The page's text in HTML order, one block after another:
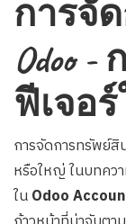
การจั
Odoo
ฟีเจอ
การจัดการทรัพย์สิ
หรือใหญ่ ในบทคว
ในOdoo